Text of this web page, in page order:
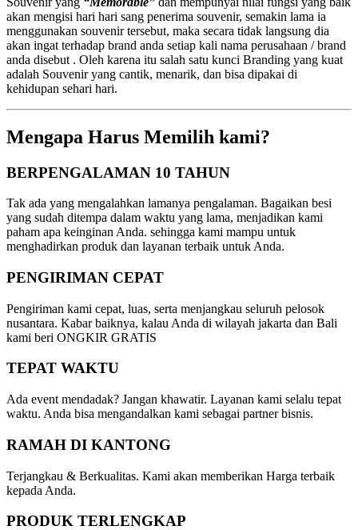
akan mengisi hari hari sang penerima souvenir, semakin lama ia
menggunakan souvenir tersebut, maka secara tidak langsung dia
akan ingat terhadap brand anda setiap kali nama perusahaan / brand
anda disebut . Oleh karena itu salah satu kunci Branding yang kuat
adalah Souvenir yang cantik, menarik, dan bisa dipakai di
kehidupan sehari hari.
Mengapa Harus Memilih kami?
BERPENGALAMAN 10 TAHUN
Tak ada yang mengalahkan lamanya pengalaman. Bagaikan besi
yang sudah ditempa dalam waktu yang lama, menjadikan kami
paham apa keinginan Anda. sehingga kami mampu untuk
menghadirkan produk dan layanan terbaik untuk Anda.
PENGIRIMAN CEPAT
Pengiriman kami cepat, luas, serta menjangkau seluruh pelosok
nusantara. Kabar baiknya, kalau Anda di wilayah jakarta dan Bali
kami beri ONGKIR GRATIS
TEPAT WAKTU
Ada event mendadak? Jangan khawatir. Layanan kami selalu tepat
waktu. Anda bisa mengandalkan kami sebagai partner bisnis.
RAMAH DI KANTONG
Terjangkau & Berkualitas. Kami akan memberikan Harga terbaik
kepada Anda.
PRODUK TERLENGKAP